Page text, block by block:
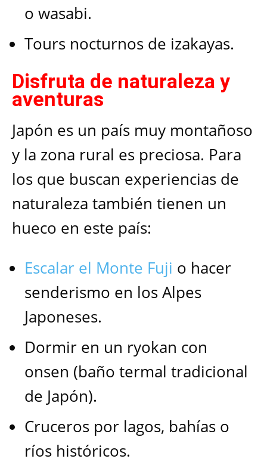
o wasabi.
Tours nocturnos de izakayas.
Disfruta de naturaleza y
aventuras
Japón es un país muy montañoso
y la zona rural es preciosa. Para
los que buscan experiencias de
naturaleza también tienen un
hueco en este país:
Escalar el Monte Fuji o hacer
senderismo en los Alpes
Japoneses.
Dormir en un ryokan con
onsen (baño termal tradicional
de Japón).
Cruceros por lagos, bahías o
ríos históricos.